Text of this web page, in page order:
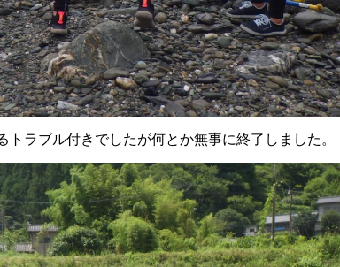
ラブル付きでしたが何とか無事に終了しました。